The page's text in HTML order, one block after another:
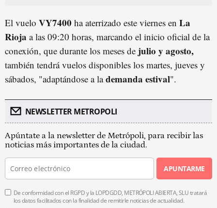
El vuelo VY7400 ha aterrizado este viernes en La
Rioja a las 09:20 horas, marcando el inicio oficial de la
conexión, que durante los meses de julio y agosto,
también tendrá vuelos disponibles los martes, jueves y
sábados, "adaptándose a lademanda estival".
NEWSLETTER METROPOLI
Apúntate a la newsletter de Metrópoli, para recibir las
noticias más importantes de la ciudad.
APUNTARME
De conformidad con el RGPD y la LOPDGDD, METRÓPOLI ABIERTA, SLU tratará
los datos facilitados con la finalidad de remitirle noticias de actualidad.